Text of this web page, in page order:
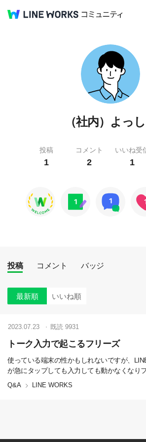
（社内）よっ
投稿
1
コメント
2
いいね受
1
投稿 コメント バッジ
最新順 いいね順
トーク入力で起こるフリーズ
使っている端末の性かもしれないですが、
が急にタップしても入力しても動かなくなり
くあります。解決方法はありますか？いつも
い状況に陥ります。他のアブリではこの現象
Q&A LINE WORKS
2023.07.23 既読 9931